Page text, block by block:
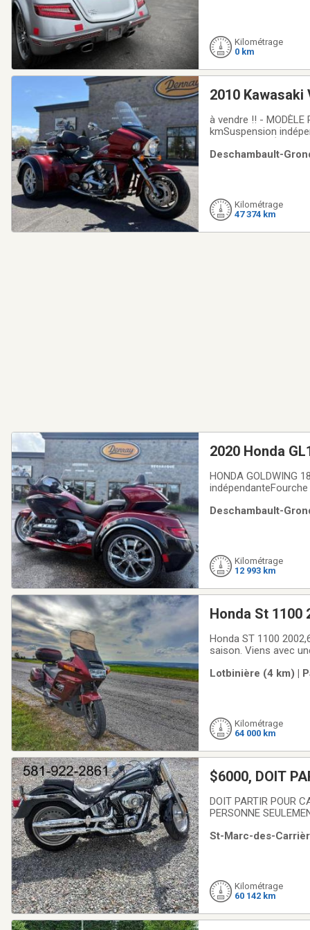
Kilométrage
0 km
2010 Kawasaki
à vendre !! -
kmSuspension
Deschambault-
Kilométrage
47 374 km
2020 Honda
HONDA GOLDWING
rembourréAttache-
Deschambault-
Kilométrage
12 993 km
Honda St 1100
Honda ST 1100
saison. Viens avec
Lotbinière (4 km) |
Kilométrage
64 000 km
DOIT PARTIR POUR
PERSONNE
St-Marc-des-
Kilométrage
60 142 km